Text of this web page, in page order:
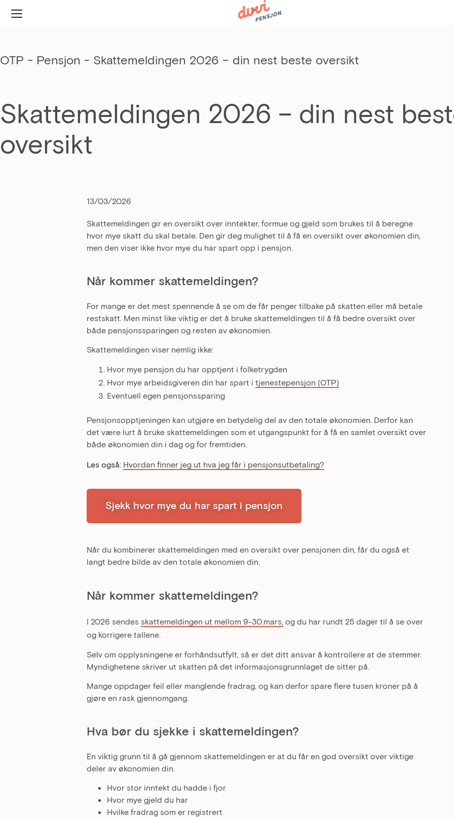
OTP - Pensjon - Skattemeldingen 2026 – din nest beste oversikt
Skattemeldingen 2026 – din nest
oversikt
13/03/2026
Skattemeldingen gir en oversikt over inntekter, formue og gjeld som brukes til å beregne
hvor mye skatt du skal betale. Den gir deg mulighet til å få en oversikt over økonomien din,
men den viser ikke hvor mye du har spart opp i pensjon.
Når kommer skattemeldingen?
For mange er det mest spennende å se om de får penger tilbake på skatten eller må betale
restskatt. Men minst like viktig er det å bruke skattemeldingen til å få bedre oversikt over
både pensjonssparingen og resten av økonomien.
Skattemeldingen viser nemlig ikke:
Hvor mye pensjon du har opptjent i folketrygden
Hvor mye arbeidsgiveren din har spart i tjenestepensjon (OTP)
Eventuell egen pensjonssparing
Pensjonsopptjeningen kan utgjøre en betydelig del av den totale økonomien. Derfor kan
det være lurt å bruke skattemeldingen som et utgangspunkt for å få en samlet oversikt over
både økonomien din i dag og for fremtiden.
Les også: Hvordan finner jeg ut hva jeg får i pensjonsutbetaling?
Sjekk hvor mye du har spart i pensjon
Når du kombinerer skattemeldingen med en oversikt over pensjonen din, får du også et
langt bedre bilde av den totale økonomien din.
Når kommer skattemeldingen?
I 2026 sendes skattemeldingen ut mellom 9-30.mars, og du har rundt 25 dager til å se over
og korrigere tallene.
Selv om opplysningene er forhåndsutfylt, så er det ditt ansvar å kontrollere at de stemmer.
Myndighetene skriver ut skatten på det informasjonsgrunnlaget de sitter på.
Mange oppdager feil eller manglende fradrag, og kan derfor spare flere tusen kroner på å
gjøre en rask gjennomgang.
Hva bør du sjekke i skattemeldingen?
En viktig grunn til å gå gjennom skattemeldingen er at du får en god oversikt over viktige
deler av økonomien din.
Hvor stor inntekt du hadde i fjor
Hvor mye gjeld du har
Hvilke fradrag som er registrert